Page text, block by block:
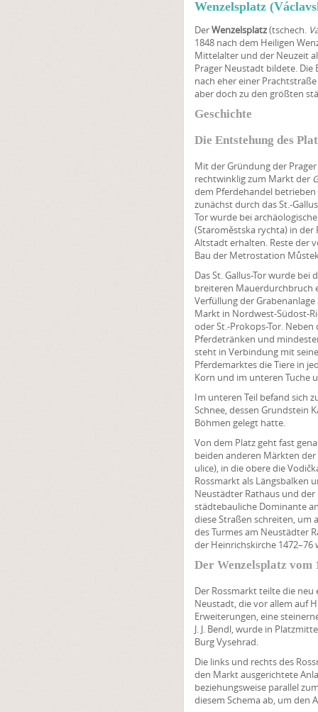
Wenzelsplatz
DerWenzelsplatz(tschech.
1848 nach dem Heiligen
Mittelalter und der Neuzeit
Prager Neustadt bildete.
nach eher einer
aber doch zu den größten
Geschichte
Die Entstehung des
Mit der Gründung der
rechtwinklig zum Markt der
dem Pferdehandel
zunächst durch das St.-
Tor wurde bei
(Staroměstska rychta) in der
Altstadt erhalten. Reste der
Bau der Metrostation
Das St. Gallus-Tor wurde
breiteren Mauerdurchbruch
Verfüllung der
Markt in Nordwest-Südost-
oder St.-Prokops-Tor.
Pferdetränken und
steht in Verbindung mit
Pferdemarktes die Tiere in
Korn und im unteren Tuche
Im unteren Teil befand sich
Schnee, dessen Grundstein
Böhmen gelegt hatte.
Von dem Platz geht fast
beiden anderen Märkten
ulice), in die obere die
Rossmarkt als Längsbalken
Neustädter Rathaus und
städtebauliche Dominante
diese Straßen schreiten,
des Turmes am Neustädter
der Heinrichskirche
Der Wenzelsplatz vom
Der Rossmarkt teilte die
Neustadt, die vor allem auf
Erweiterungen, eine
J. J. Bendl, wurde in
Burg Vysehrad.
Die links und rechts des
den Markt ausgerichtete
beziehungsweise parallel
diesem Schema ab, um den